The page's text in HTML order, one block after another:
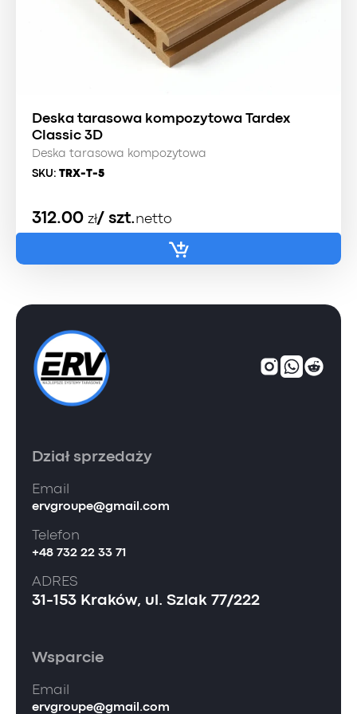
Deska tarasowa kompozytowa Tardex
Classic 3D
Deska tarasowa kompozytowa
SKU: TRX-T-5
312.00 zł/ szt.netto
Dział sprzedaży
Email
ervgroupe@gmail.com
Telefon
+48 732 22 33 71
ADRES
31-153 Kraków, ul. Szlak 77/222
Wsparcie
Email
ervgroupe@gmail.com